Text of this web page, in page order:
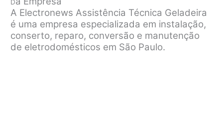
D
A Electronews Assistência Técnica Geladeira
é uma empresa especializada em instalação,
conserto, reparo, conversão e manutenção
de eletrodomésticos em São Paulo.